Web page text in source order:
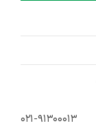
۰۲۱-۹۱۳۰۰۰۱۳